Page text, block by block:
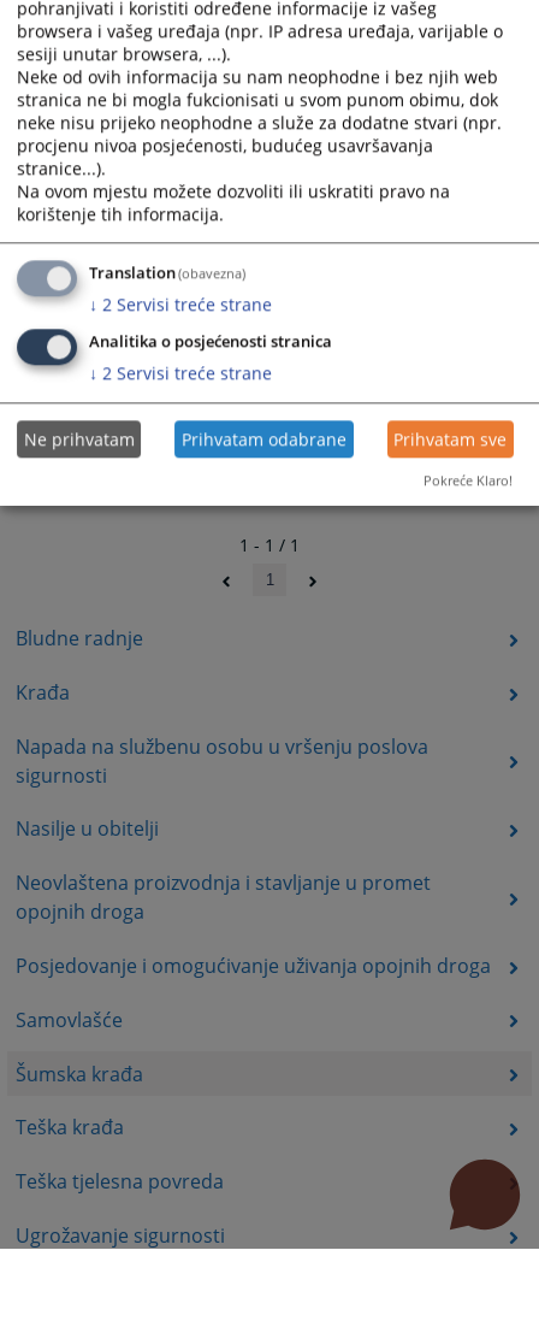
Bludne radnje
Krađa
Napada na službenu osobu u vršenju poslova
sigurnosti
Nasilje u obitelji
Neovlaštena proizvodnja i stavljanje u promet
opojnih droga
Posjedovanje i omogućivanje uživanja opojnih droga
Samovlašće
Šumska krađa
Teška krađa
Teška tjelesna povreda
Ugrožavanje sigurnosti
the
keyboard
shortcuts
for
changing
dates.
the
keyboard
shortcuts
for
changing
dates.
1 - 1 / 1
1
pohranjivati i koristiti određene informacije iz vašeg
browsera i vašeg uređaja (npr. IP adresa uređaja, varijable o
sesiji unutar browsera, ...).
Neke od ovih informacija su nam neophodne i bez njih web
stranica ne bi mogla fukcionisati u svom punom obimu, dok
neke nisu prijeko neophodne a služe za dodatne stvari (npr.
procjenu nivoa posjećenosti, budućeg usavršavanja
stranice...).
Na ovom mjestu možete dozvoliti ili uskratiti pravo na
korištenje tih informacija.
Translation(obavezna)
↓ 2 Servisi treće strane
Analitika o posjećenosti stranica
↓ 2 Servisi treće strane
Ne prihvatam Prihvatam odabrane Prihvatam sve
Pokreće Klaro!